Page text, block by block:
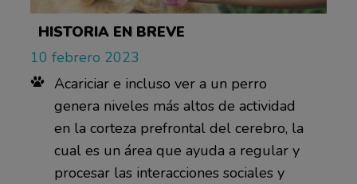
10 febrero 2023
HISTORIA EN BREVE
Acariciar e incluso ver a un perro
genera niveles más altos de actividad
en la corteza prefrontal del cerebro, la
cual es un área que ayuda a regular y
procesar las interacciones sociales y